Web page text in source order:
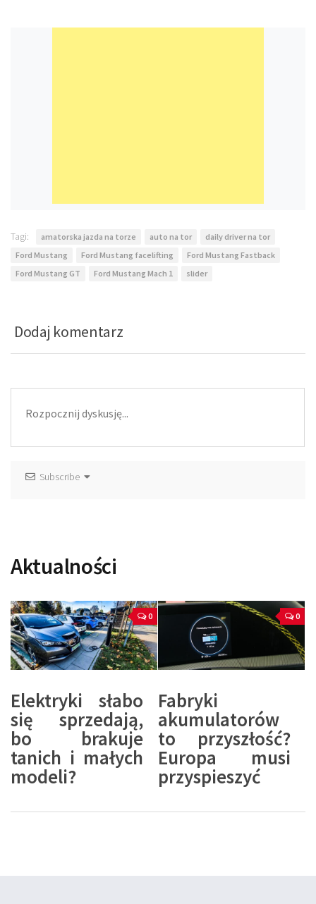
Tagi: amatorska jazda na torze auto na tor
daily driver na tor
Ford Mustang
Ford Mustang facelifting
Ford Mustang Fastback
Ford Mustang GT
Ford Mustang Mach 1 slider
Dodaj komentarz
Subscribe
Aktualności
0
Elektryki słabo
się sprzedają,
bo brakuje
tanich i małych
modeli?
0
Fabryki
akumulatorów
to przyszłość?
Europa musi
przyspieszyć